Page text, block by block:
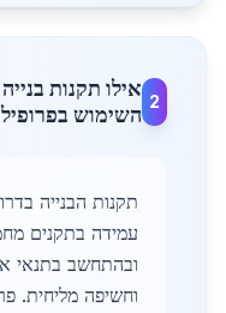
2
אילו תקנות
השימוש
תקנות הבנייה
עמידה בתקנים
ובהתחשב בתנאי
וחשיפה מליחית.